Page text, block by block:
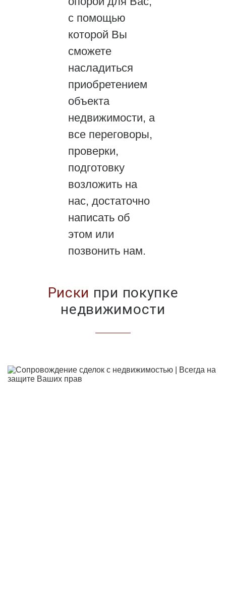
с помощью
которой Вы
сможете
насладиться
приобретением
объекта
недвижимости, а
все переговоры,
проверки,
подготовку
возложить на
нас, достаточно
написать об
этом или
позвонить нам.
Риски при покупке
недвижимости